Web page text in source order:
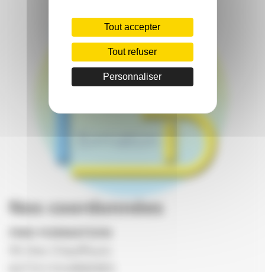
Nos coordonnées
Tout accepter
Tout refuser
Personnaliser